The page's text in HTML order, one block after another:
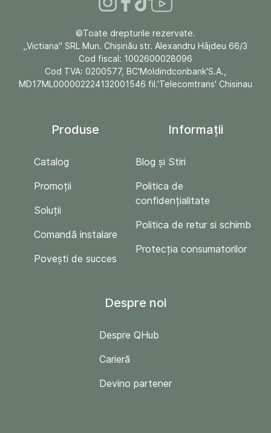
©Toate drepturile rezervate.
„Victiana" SRL Mun. Chişinău str. Alexandru Hâjdeu 66/3
Cod fiscal: 1002600028096
Cod TVA: 0200577, BC'Moldindconbank'S.A.,
MD17ML000002224132001546 fil.'Telecomtrans' Chisinau
Produse
Catalog
Promoții
Soluții
Comandă instalare
Povești de succes
Informații
Blog și Stiri
Politica de
confidențialitate
Politica de retur si schimb
Protecția consumatorilor
Despre noi
Despre QHub
Carieră
Devino partener